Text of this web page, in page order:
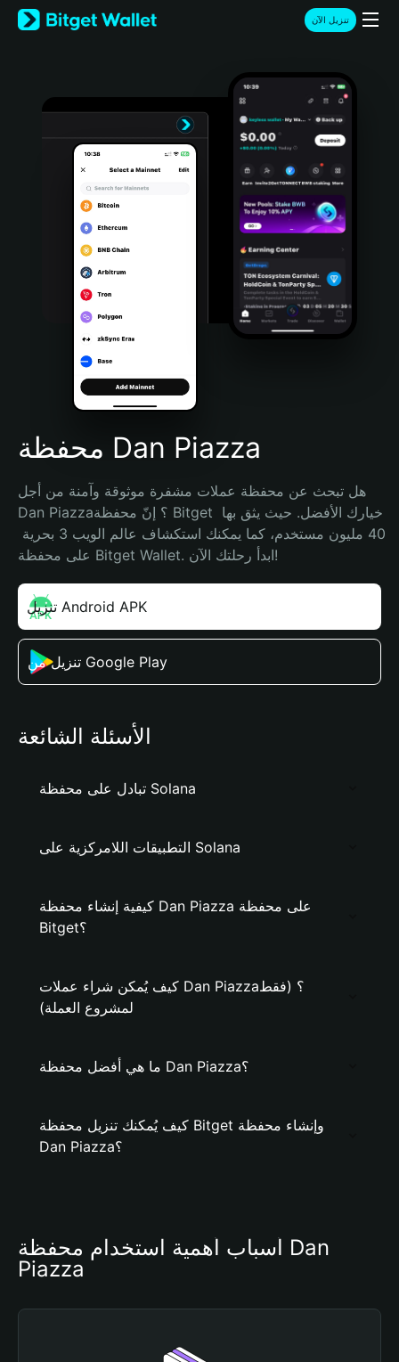
English
日本語
Türkçe
Português (Portugal)
Bahasa Indonesia
Português (Brasil)
Español (Argentina)
تنزيل الآن
محفظة Dan Piazza
هل تبحث عن محفظة عملات مشفرة موثوقة وآمنة من أجل
Dan Piazza؟ إنّ محفظة Bitget خيارك الأفضل. حيث يثق بها
على محفظة Bitget Wallet. ابدأ رحلتك الآن!
تنزيل Android APK
تنزيل من Google Play
الأسئلة الشائعة
تبادل على محفظة Solana
التطبيقات اللامركزية على Solana
كيفية إنشاء محفظة Dan Piazza على محفظة
Bitget؟
كيف يُمكن شراء عملات Dan Piazza؟ (فقط
لمشروع العملة)
ما هي أفضل محفظة Dan Piazza؟
كيف يُمكنك تنزيل محفظة Bitget وإنشاء محفظة
Dan Piazza؟
أسباب أهمية استخدام محفظة Dan
Piazza